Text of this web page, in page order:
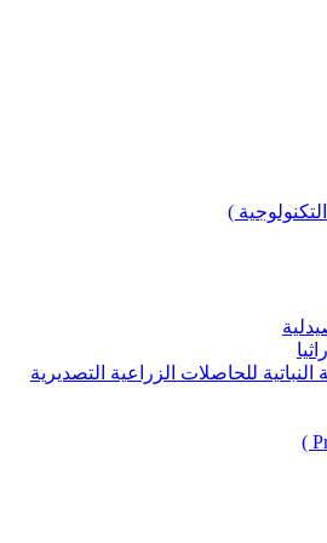
)
للحاصلات الزراعية التصديرية